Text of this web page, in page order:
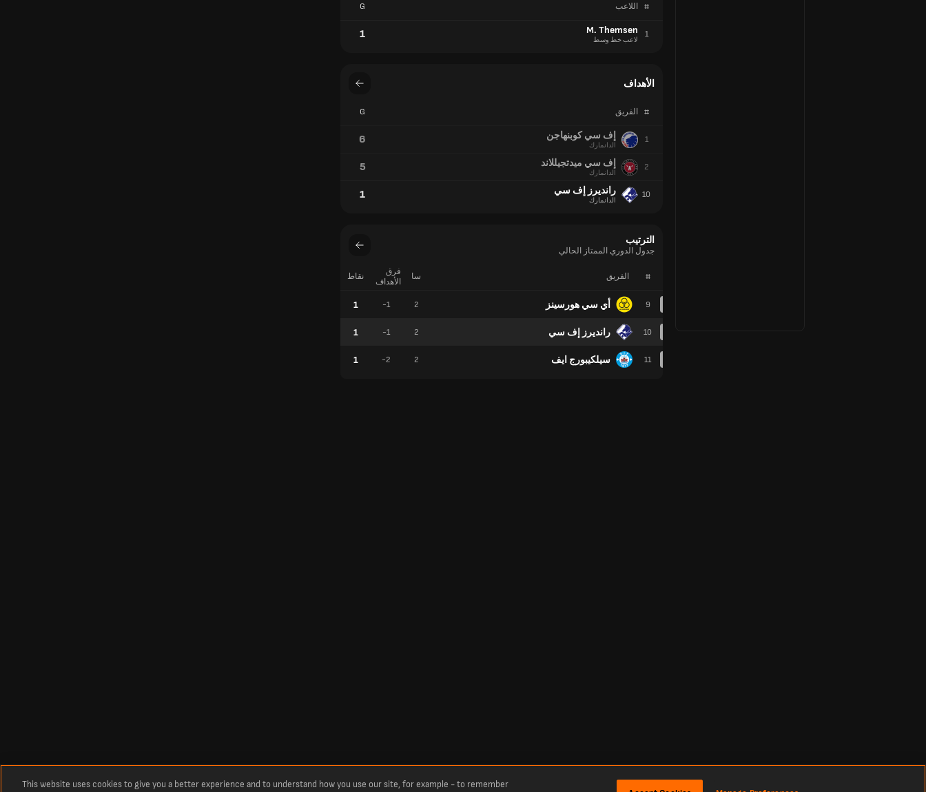
# اللاعب G
1
M. Themsen
لاعب خط وسط 1
الأهداف
# الفريق G
1 إف سي كوبنهاجن
الدانمارك 6
2 إف سي ميدتجيللاند
الدانمارك 5
10 رانديرز إف سي
الدانمارك 1
الترتيب
جدول الدوري الممتاز الحالي
# الفريق
9 أي سي هورسينز
10 رانديرز إف سي
11 سيلكيبورج ايف
سا
فرق
الأهداف
نقاط
2
-1
1
2
-1
1
2
-2
1
This website uses cookies to give you a better experience and to understand how you use our site, for example - to remember